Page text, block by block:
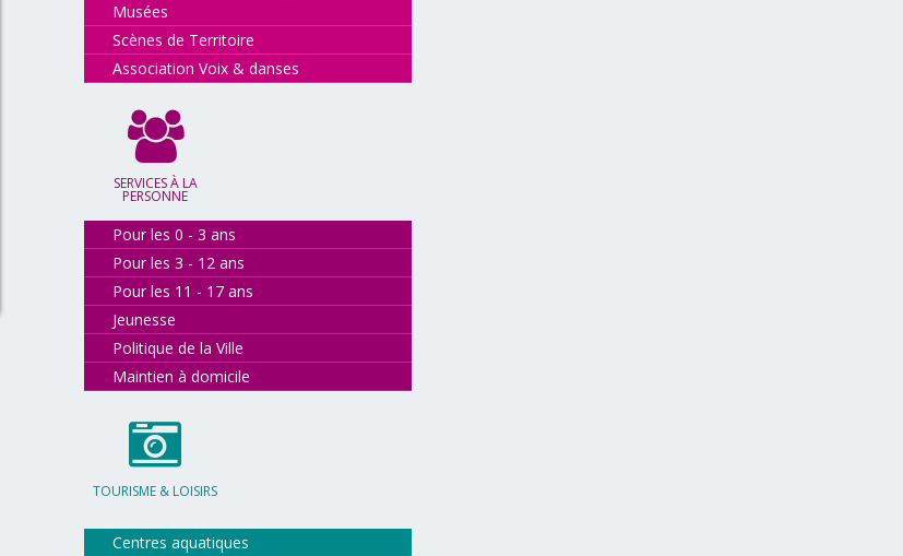
Musées
Scènes de Territoire
Association Voix & danses
SERVICES À LA
PERSONNE
Pour les 0 - 3 ans
Pour les 3 - 12 ans
Pour les 11 - 17 ans
Jeunesse
Politique de la Ville
Maintien à domicile
TOURISME & LOISIRS
Centres aquatiques